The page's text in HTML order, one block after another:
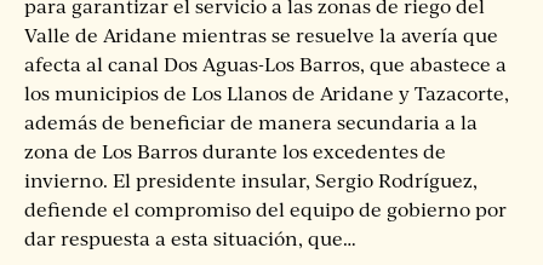
para garantizar el servicio a las zonas de riego del
Valle de Aridane mientras se resuelve la avería que
afecta al canal Dos Aguas-Los Barros, que abastece a
los municipios de Los Llanos de Aridane y Tazacorte,
además de beneficiar de manera secundaria a la
zona de Los Barros durante los excedentes de
invierno. El presidente insular, Sergio Rodríguez,
defiende el compromiso del equipo de gobierno por
dar respuesta a esta situación, que…